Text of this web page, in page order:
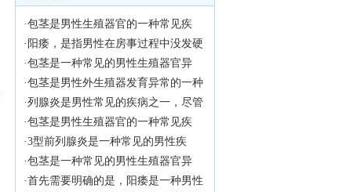
解决方法。
痿。
·包茎是男性生殖器官的一种常见疾
病，特别是在儿童时期。它是指男性
阴茎的包皮无法完全向后拉伸，从而
无法暴露出阴茎头部。尽管包茎在儿
童时期很常见，但它可能会引起一些
潜在的健康问题。医院将探讨一下10
岁小男孩包茎的症状以及可能的治疗
方法。
·阳痿，是指男性在房事过程中没发硬
起来或者保持勃起的现象。在医学
上，阳痿也称为勃起功能障碍，简称
为ED，是男性性功能障碍的一种常见
类型。近年来，随着生活方式的改变
和心理压力的增加，阳痿的患病率也
不断上升，给许多男性带来了不少困
扰。
·包茎是一种常见的男性生殖器官异
常，尤其在幼儿时期更为常见。对于4
岁男宝来说，包茎症状可能会引起家
长的担忧和不安。医院将详细介绍包
茎的症状，并为家长提供解决方法，
以帮助他们更好地理解和处理这一问
题。
·包茎是男性外生殖器发育异常的一种
常见情况，通常在婴儿时期就可以观
察到。包茎是指男性的包皮无法完全
向后拉开，从而无法暴露龟头。在5岁
的孩子身上，包茎的症状可能会更加
明显。
·列腺炎是男性常见的疾病之一，尽管
多发于成年男性，但也有少数青少年
患者。本文将探讨17岁前列腺炎的原
因，并提供一些预防措施，帮助读者
了解并预防这一疾病。
·包茎是男性生殖器官的一种常见疾
病，特别是在儿童中。9岁的包茎症状
可能会引起家长的担忧和孩子的不
适，因此及早了解、正确对待这一问
·3型前列腺炎是一种常见的男性疾
病，它主要是由于多种原因引起的。
医院将详细介绍一下3型前列腺炎的原
·包茎是一种常见的男性生殖器官异
常，通常在出生后不久就能够观察
·首先需要明确的是，阳痿是一种男性